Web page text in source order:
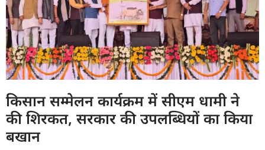
किसान सम्मेलन कार्यक्रम में सीएम धामी ने
की शिरकत, सरकार की उपलब्धियों का किया
बखान